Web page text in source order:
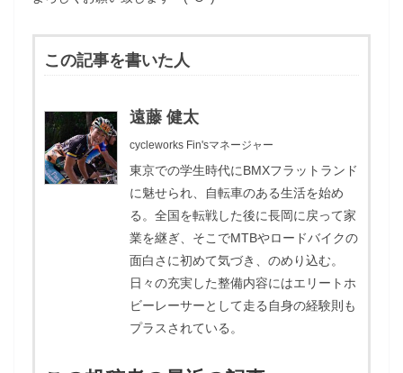
この記事を書いた人
遠藤 健太
cycleworks Fin'sマネージャー
東京での学生時代にBMXフラットランド
に魅せられ、自転車のある生活を始め
る。全国を転戦した後に長岡に戻って家
業を継ぎ、そこでMTBやロードバイクの
面白さに初めて気づき、のめり込む。
日々の充実した整備内容にはエリートホ
ビーレーサーとして走る自身の経験則も
プラスされている。